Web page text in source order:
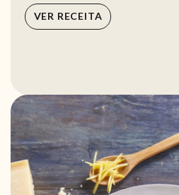
VER RECEITA